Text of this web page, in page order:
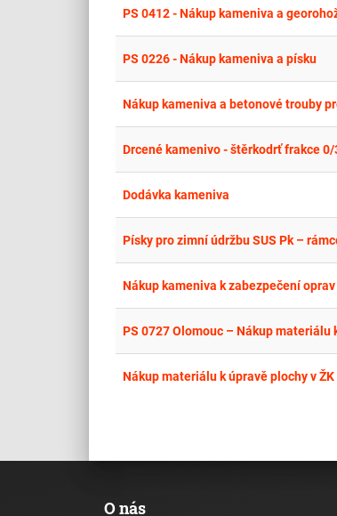
PS 0412 - Nákup kameniva a
PS 0226 - Nákup kameniva a písku
Nákup kameniva a betonové trouby
Drcené kamenivo - štěrkodrť frakce 0/
Dodávka kameniva
Písky pro zimní údržbu SUS Pk –
Nákup kameniva k zabezpečení
PS 0727 Olomouc – Nákup materiálu
Nákup materiálu k úpravě plochy v ŽK
O nás